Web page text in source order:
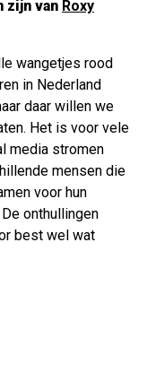
zijn van Roxy
wangetjes rood
in Nederland
daar willen we
Het is voor vele
media stromen
mensen die
voor hun
onthullingen
best wel wat